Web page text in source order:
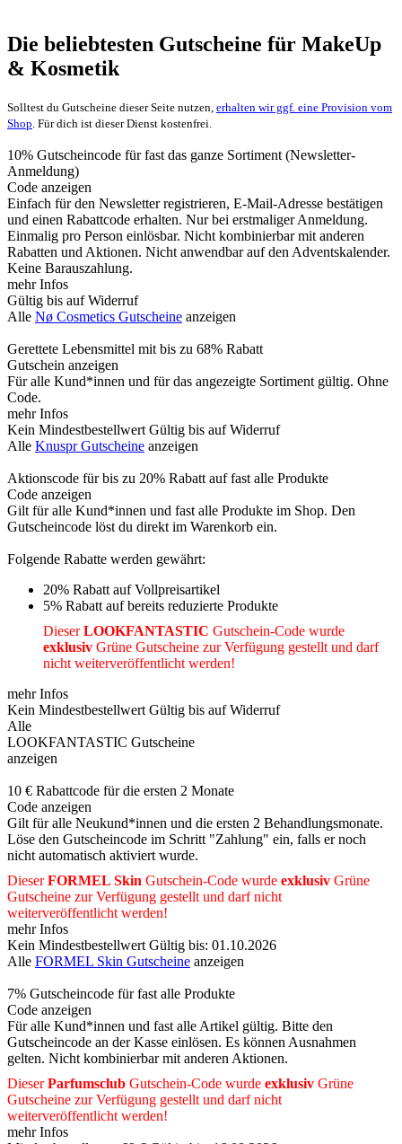
Die beliebtesten Gutscheine für MakeUp
& Kosmetik
Solltest du Gutscheine dieser Seite nutzen, erhalten wir ggf. eine Provision vom
Shop . Für dich ist dieser Dienst kostenfrei.
10% Gutscheincode für fast das ganze Sortiment (Newsletter-
Anmeldung)
Code anzeigen
Einfach für den Newsletter registrieren, E-Mail-Adresse bestätigen
und einen Rabattcode erhalten. Nur bei erstmaliger Anmeldung.
Einmalig pro Person einlösbar. Nicht kombinierbar mit anderen
Rabatten und Aktionen. Nicht anwendbar auf den Adventskalender.
Keine Barauszahlung.
mehr Infos
Gültig bis auf Widerruf
Alle Nø Cosmetics Gutscheine anzeigen
Gerettete Lebensmittel mit bis zu 68% Rabatt
Gutschein anzeigen
Für alle Kund*innen und für das angezeigte Sortiment gültig. Ohne
Code.
mehr Infos
Kein Mindestbestellwert Gültig bis auf Widerruf
Alle Knuspr Gutscheine anzeigen
Aktionscode für bis zu 20% Rabatt auf fast alle Produkte
Code anzeigen
Gilt für alle Kund*innen und fast alle Produkte im Shop. Den
Gutscheincode löst du direkt im Warenkorb ein.
Folgende Rabatte werden gewährt:
20% Rabatt auf Vollpreisartikel
5% Rabatt auf bereits reduzierte Produkte
DieserLOOKFANTASTIC Gutschein-Code wurde
exklusiv Grüne Gutscheine zur Verfügung gestellt und darf
nicht weiterveröffentlicht werden!
mehr Infos
Kein Mindestbestellwert Gültig bis auf Widerruf
Alle
LOOKFANTASTIC Gutscheine
anzeigen
10 € Rabattcode für die ersten 2 Monate
Code anzeigen
Gilt für alle Neukund*innen und die ersten 2 Behandlungsmonate.
Löse den Gutscheincode im Schritt "Zahlung" ein, falls er noch
nicht automatisch aktiviert wurde.
DieserFORMEL Skin Gutschein-Code wurde exklusiv Grüne
Gutscheine zur Verfügung gestellt und darf nicht
weiterveröffentlicht werden!
mehr Infos
Kein Mindestbestellwert Gültig bis: 01.10.2026
Alle FORMEL Skin Gutscheine anzeigen
7% Gutscheincode für fast alle Produkte
Code anzeigen
Für alle Kund*innen und fast alle Artikel gültig. Bitte den
Gutscheincode an der Kasse einlösen. Es können Ausnahmen
gelten. Nicht kombinierbar mit anderen Aktionen.
DieserParfumsclub Gutschein-Code wurde exklusiv Grüne
Gutscheine zur Verfügung gestellt und darf nicht
weiterveröffentlicht werden!
mehr Infos